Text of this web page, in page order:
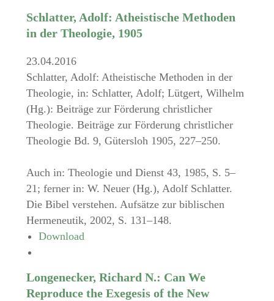
Schlatter, Adolf: Atheistische Methoden
in der Theologie, 1905
23.04.2016
Schlatter, Adolf: Atheistische Methoden in der
Theologie, in: Schlatter, Adolf; Lütgert, Wilhelm
(Hg.): Beiträge zur Förderung christlicher
Theologie. Beiträge zur Förderung christlicher
Theologie Bd. 9, Gütersloh 1905, 227–250.
Auch in: Theologie und Dienst 43, 1985, S. 5–
21; ferner in: W. Neuer (Hg.), Adolf Schlatter.
Die Bibel verstehen. Aufsätze zur biblischen
Hermeneutik, 2002, S. 131–148.
Download
Longenecker, Richard N.: Can We
Reproduce the Exegesis of the New